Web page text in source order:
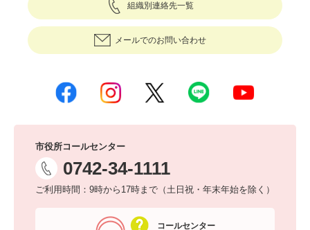
組織別連絡先一覧
メールでのお問い合わせ
市役所コールセンター
0742-34-1111
ご利用時間：9時から17時まで（土日祝・年末年始を除く）
コールセンター